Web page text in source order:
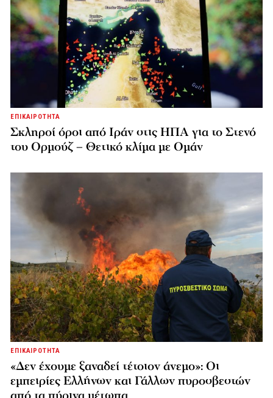
ΕΠΙΚΑΙΡΟΤΗΤΑ
Σκληροί όροι από Ιράν στις ΗΠΑ για το Στενό
του Ορμούζ – Θετικό κλίμα με Ομάν
ΕΠΙΚΑΙΡΟΤΗΤΑ
«Δεν έχουμε ξαναδεί τέτοιον άνεμο»: Οι
εμπειρίες Ελλήνων και Γάλλων πυροσβεστών